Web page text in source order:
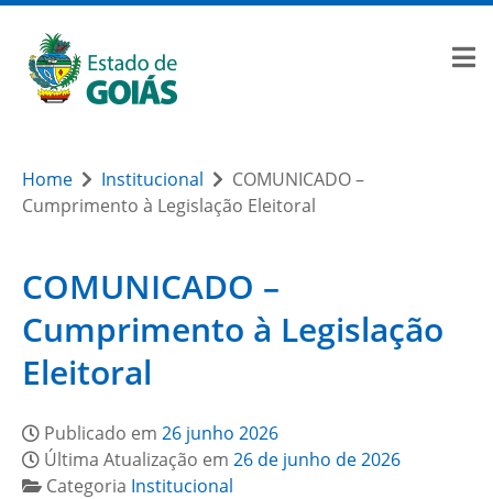
Home Institucional
COMUNICADO –
Cumprimento à Legislação Eleitoral
COMUNICADO –
Cumprimento à Legislação
Eleitoral
Publicado em 26 junho 2026
Última Atualização em 26 de junho de 2026
Categoria Institucional